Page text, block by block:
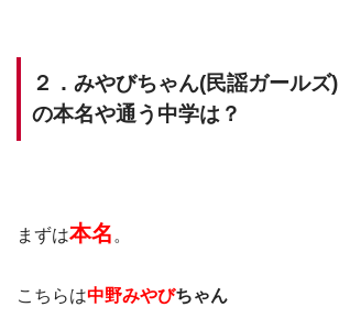
２．みやびちゃん(民謡ガールズ)
の本名や通う中学は？
まずは本名 。
こちらは中野みやびちゃん